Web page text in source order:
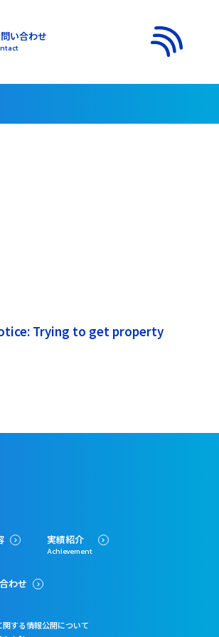
い合わせ
Trying to get property
実績紹介
Achievement
わせ
する情報公開について